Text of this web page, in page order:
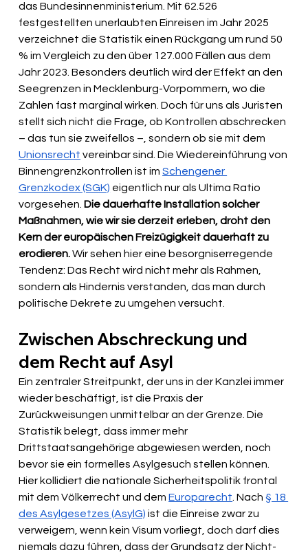
das Bundesinnenministerium. Mit 62.526
festgestellten unerlaubten Einreisen im Jahr 2025
verzeichnet die Statistik einen Rückgang um rund 50
% im Vergleich zu den über 127.000 Fällen aus dem
Jahr 2023. Besonders deutlich wird der Effekt an den
Seegrenzen in Mecklenburg-Vorpommern, wo die
Zahlen fast marginal wirken. Doch für uns als Juristen
stellt sich nicht die Frage, ob Kontrollen abschrecken
– das tun sie zweifellos –, sondern ob sie mit dem
Unionsrecht vereinbar sind. Die Wiedereinführung von
Binnengrenzkontrollen ist im Schengener
Grenzkodex (SGK) eigentlich nur als Ultima Ratio
vorgesehen. Die dauerhafte Installation solcher
Maßnahmen, wie wir sie derzeit erleben, droht den
Kern der europäischen Freizügigkeit dauerhaft zu
erodieren. Wir sehen hier eine besorgniserregende
Tendenz: Das Recht wird nicht mehr als Rahmen,
sondern als Hindernis verstanden, das man durch
politische Dekrete zu umgehen versucht.
Zwischen Abschreckung und
dem Recht auf Asyl
Ein zentraler Streitpunkt, der uns in der Kanzlei immer
wieder beschäftigt, ist die Praxis der
Zurückweisungen unmittelbar an der Grenze. Die
Statistik belegt, dass immer mehr
Drittstaatsangehörige abgewiesen werden, noch
bevor sie ein formelles Asylgesuch stellen können.
Hier kollidiert die nationale Sicherheitspolitik frontal
mit dem Völkerrecht und dem Europarecht . Nach § 18
des Asylgesetzes (AsylG) ist die Einreise zwar zu
verweigern, wenn kein Visum vorliegt, doch darf dies
niemals dazu führen, dass der Grundsatz der Nicht-